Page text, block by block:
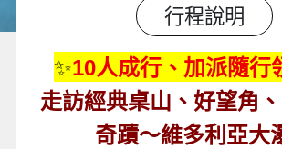
行程說明
✨10人成行、加派隨行
走訪經典桌山、好望角
奇蹟～維多利亞大